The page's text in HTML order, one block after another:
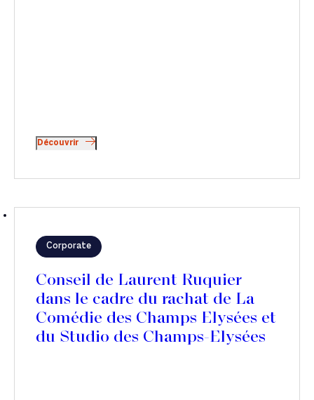
Découvrir
Corporate
Conseil de Laurent Ruquier
dans le cadre du rachat de La
Comédie des Champs Elysées et
du Studio des Champs-Elysées